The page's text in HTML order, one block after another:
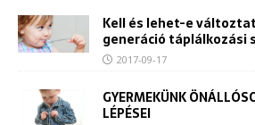
Kell és lehet-e
generáció táplálkozási
2017-09-17
GYERMEKÜNK
LÉPÉSEI